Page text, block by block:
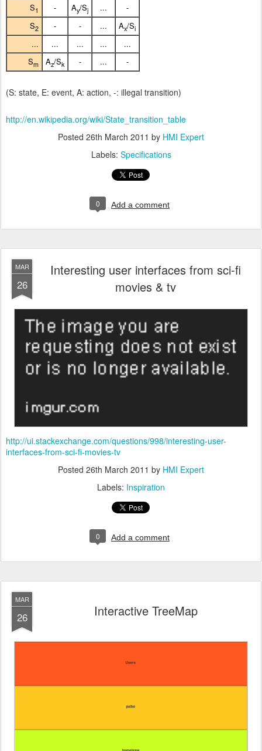
S1 - Ay/Sj ...
-
S2 - - ... Ax/Si
... ... ... ...
...
Sm Az/Sk - ... -
(S: state, E: event, A: action, -: illegal transition)
http://en.wikipedia.org/wiki/State_transition_table
Posted 26th March 2011 by HMI Expert
Labels: Specifications
0 Add a comment
MAR
26
Interesting user interfaces from sci-fi
movies & tv
http://ui.stackexchange.com/questions/998/interesting-user-
interfaces-from-sci-fi-movies-tv
Posted 26th March 2011 by HMI Expert
Labels: Inspiration
0 Add a comment
MAR
26 Interactive TreeMap